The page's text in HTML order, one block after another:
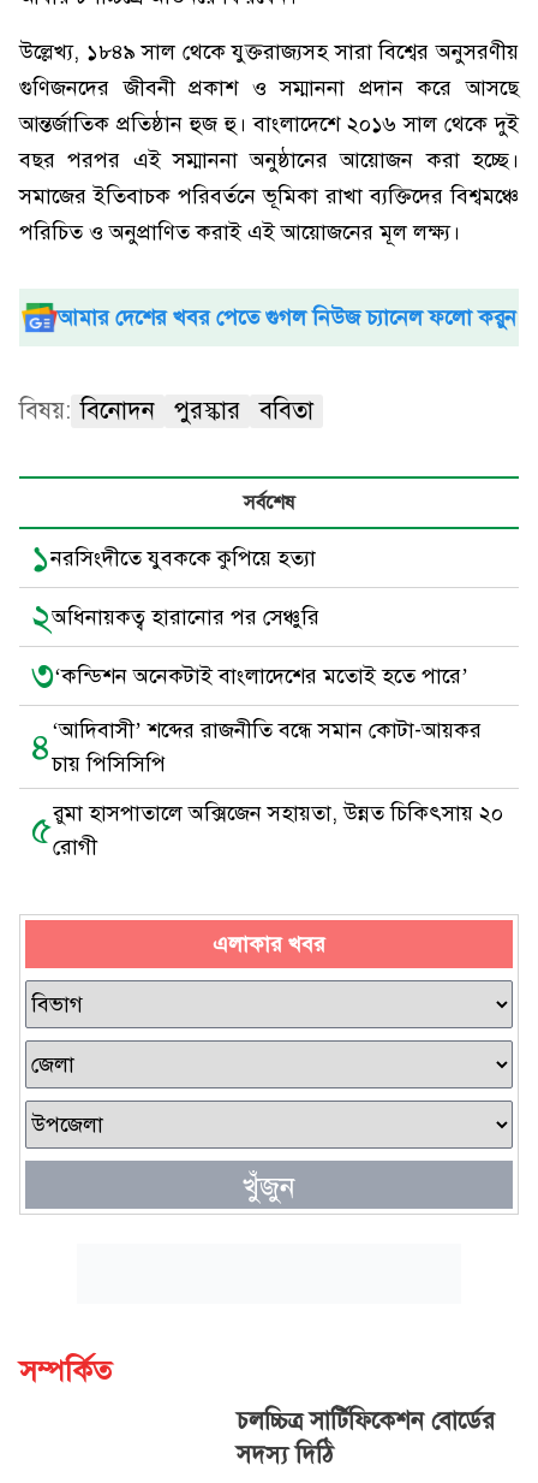
উল্লেখ্য, ১৮৪৯ সাল থেকে যুক্তরাজ্যসহ সারা বিশ্বের অনুসরণীয়
গুণিজনদের জীবনী প্রকাশ ও সম্মাননা প্রদান করে আসছে
আন্তর্জাতিক প্রতিষ্ঠান হুজ হু। বাংলাদেশে ২০১৬ সাল থেকে দুই
বছর পরপর এই সম্মাননা অনুষ্ঠানের আয়োজন করা হচ্ছে।
সমাজের ইতিবাচক পরিবর্তনে ভূমিকা রাখা ব্যক্তিদের বিশ্বমঞ্চে
পরিচিত ও অনুপ্রাণিত করাই এই আয়োজনের মূল লক্ষ্য।
আমার দেশের খবর পেতে গুগল নিউজ চ্যানেল ফলো করুন
বিষয়: বিনোদন পুরস্কার ববিতা
সর্বশেষ
১নরসিংদীতে যুবককে কুপিয়ে হত্যা
২অধিনায়কত্ব হারানোর পর সেঞ্চুরি
৩‘কন্ডিশন অনেকটাই বাংলাদেশের মতোই হতে পারে’
৪‘আদিবাসী’ শব্দের রাজনীতি বন্ধে সমান কোটা-আয়কর
চায় পিসিসিপি
৫রুমা হাসপাতালে অক্সিজেন সহায়তা, উন্নত চিকিৎসায় ২০
রোগী
এলাকার খবর
খুঁজুন
সম্পর্কিত
চলচ্চিত্র সার্টিফিকেশন বোর্ডের
সদস্য দিঠি